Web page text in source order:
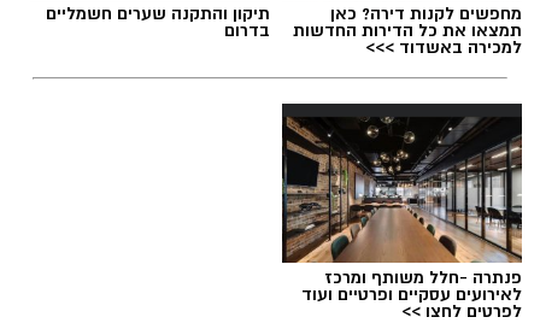
מחפשים לקנות דירה? כאן
תמצאו את כל הדירות החדשות
למכירה באשדוד >>>
תיקון והתקנה שערים חשמליים
בדרום
פנתרה -חלל משותף ומרכז
לאירועים עסקיים ופרטיים ועוד
לפרטים לחצו >>